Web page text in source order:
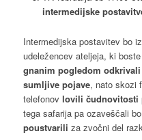
intermedijske
Intermedijska postavitev bo
udeležencev ateljeja, ki boste
gnanim pogledom
sumljive pojave, nato skozi
telefonov lovili čudnovitosti
tega safarija pa ozaveščali
poustvarili za zvočni del